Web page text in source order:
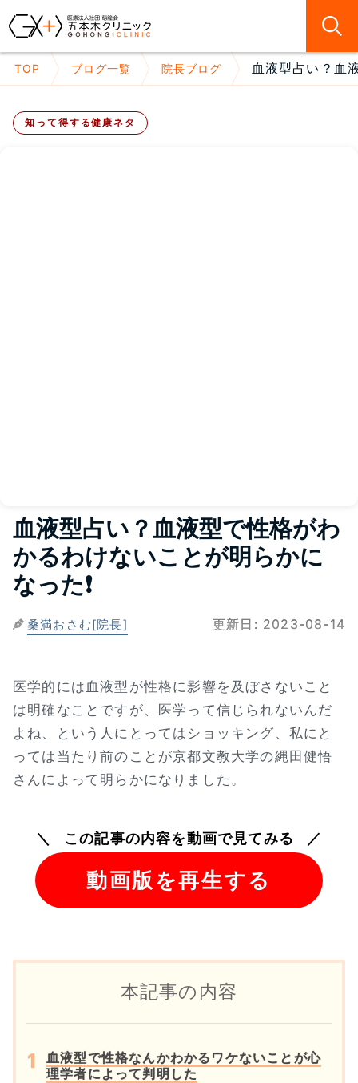
TOP ブログ一覧 院長ブログ 血液型占い？血
知って得する健康ネタ
血液型占い？血液型で性格がわ
かるわけないことが明らかに
なった❗
桑満おさむ[院長] 更新日: 2023-08-14
医学的には血液型が性格に影響を及ぼさないこと
は明確なことですが、医学って信じられないんだ
よね、という人にとってはショッキング、私にと
っては当たり前のことが京都文教大学の縄田健悟
さんによって明らかになりました。
この記事の内容を動画で見てみる
動画版を再生する
本記事の内容
血液型で性格なんかわかるワケないことが心
理学者によって判明した